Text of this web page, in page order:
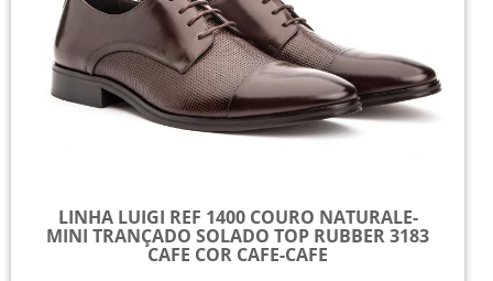
LINHA LUIGI REF 1400 COURO NATURALE-
MINI TRANÇADO SOLADO TOP RUBBER 3183
CAFE COR CAFE-CAFE